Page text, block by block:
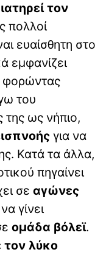
τον
πολλοί
ευαίσθητη στο
εμφανίζει
φορώντας
του
ως νήπιο,
για να
Κατά τα άλλα,
πηγαίνει
σε αγώνες
γίνει
ομάδα βόλεϊ.
λύκο